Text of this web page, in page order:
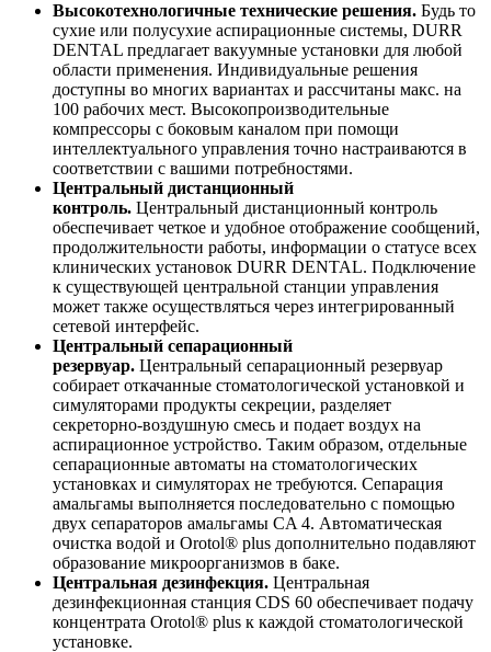
Высокотехнологичные технические решения. Будь то
сухие или полусухие аспирационные системы, DURR
DENTAL предлагает вакуумные установки для любой
области применения. Индивидуальные решения
доступны во многих вариантах и рассчитаны макс. на
100 рабочих мест. Высокопроизводительные
компрессоры с боковым каналом при помощи
интеллектуального управления точно настраиваются в
соответствии с вашими потребностями.
Центральный дистанционный
контроль. Центральный дистанционный контроль
обеспечивает четкое и удобное отображение сообщений,
продолжительности работы, информации о статусе всех
клинических установок DURR DENTAL. Подключение
к существующей центральной станции управления
может также осуществляться через интегрированный
сетевой интерфейс.
Центральный сепарационный
резервуар. Центральный сепарационный резервуар
собирает откачанные стоматологической установкой и
симуляторами продукты секреции, разделяет
секреторно-воздушную смесь и подает воздух на
аспирационное устройство. Таким образом, отдельные
сепарационные автоматы на стоматологических
установках и симуляторах не требуются. Сепарация
амальгамы выполняется последовательно с помощью
двух сепараторов амальгамы CA 4. Автоматическая
очистка водой и Orotol® plus дополнительно подавляют
образование микроорганизмов в баке.
Центральная дезинфекция. Центральная
дезинфекционная станция CDS 60 обеспечивает подачу
концентрата Orotol® plus к каждой стоматологической
установке.